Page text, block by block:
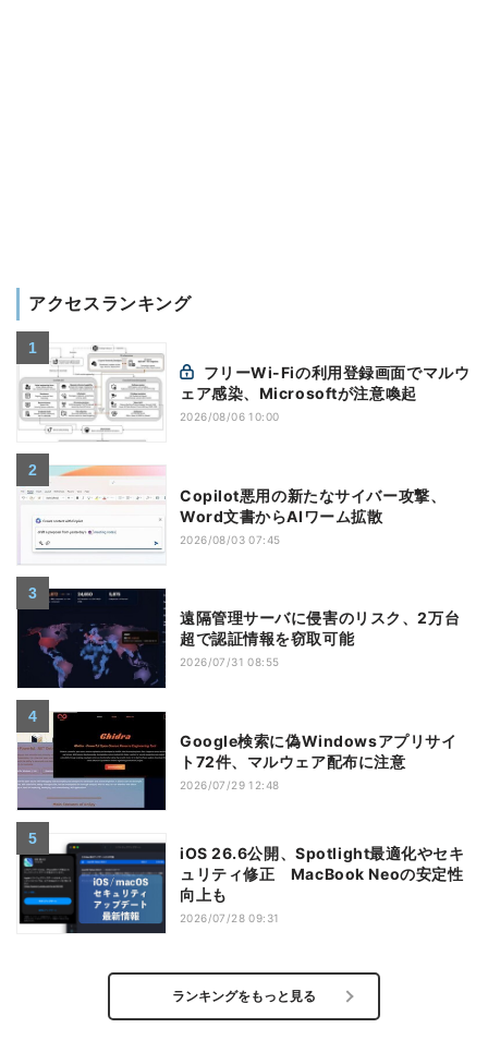
アクセスランキング
ェア感染、Microsoftが注意喚起
2026/08/06 10:00
Copilot悪用の新たなサイバー攻撃、
Word文書からAIワーム拡散
2026/08/03 07:45
遠隔管理サーバに侵害のリスク、2万台
超で認証情報を窃取可能
2026/07/31 08:55
Google検索に偽Windowsアプリサイ
ト72件、マルウェア配布に注意
2026/07/29 12:48
iOS 26.6公開、Spotlight最適化やセキ
ュリティ修正 MacBook Neoの安定性
向上も
2026/07/28 09:31
ランキングをもっと見る